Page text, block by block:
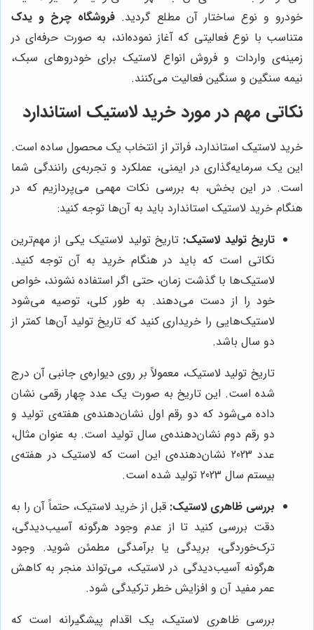
خودرو و نوع ساختار آن مطلع گردید. فروشگاه چرخ و یدک
متناسب با نوع فعالیتی که آغاز نموده‌اند، به صورت حرفه‌ای در
زمینه‌ی واردات و فروش انواع لاستیک برای خودروهای سبک،
نیمه سنگین و سنگین فعالیت می‌کنند.
نکاتی مهم در مورد خرید لاستیک استاندارد
خرید لاستیک استاندارد، فراتر از انتخاب یک محصول ساده است.
این یک سرمایه‌گذاری در ایمنی، عملکرد و تجربه‌ی رانندگی شما
است. در این بخش، به بررسی نکات مهمی می‌پردازیم که در
هنگام خرید لاستیک استاندارد باید به آن‌ها توجه کنید:
تاریخ تولید لاستیک: تاریخ تولید لاستیک یکی از مهم‌ترین
نکاتی است که باید در هنگام خرید به آن توجه کنید.
لاستیک‌ها با گذشت زمان، حتی اگر استفاده نشوند، خواص
خود را از دست می‌دهند. به طور کلی، توصیه می‌شود
لاستیک‌هایی را خریداری کنید که تاریخ تولید آن‌ها کمتر از
دو سال باشد.
تاریخ تولید لاستیک، معمولاً بر روی دیواره‌ی جانبی آن درج
شده است. این تاریخ به صورت یک عدد چهار رقمی نشان
داده می‌شود که دو رقم اول نشان‌دهنده‌ی هفته‌ی تولید و
دو رقم دوم نشان‌دهنده‌ی سال تولید است. به عنوان مثال،
عدد 2023 نشان‌دهنده‌ی این است که لاستیک در هفته‌ی
بیستم سال 2023 تولید شده است.
بررسی ظاهری لاستیک: قبل از خرید لاستیک، حتماً آن را به
دقت بررسی کنید تا از عدم وجود هرگونه آسیب‌دیدگی،
ترک‌خوردگی، بریدگی یا برآمدگی مطمئن شوید. وجود
هرگونه آسیب‌دیدگی در لاستیک، می‌تواند منجر به کاهش
عمر مفید آن و افزایش خطر ترکیدگی شود.
بررسی ظاهری لاستیک، یک اقدام پیشگیرانه است که